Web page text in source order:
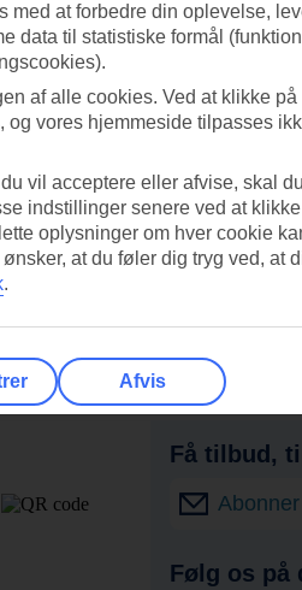
Få tilbud,
Følg os på
at forbedre din oplevelse,
data til statistiske formål
af alle cookies. Ved at klikke på
vores hjemmeside tilpasses
vil acceptere eller afvise, skal du
indstillinger senere ved at
oplysninger om hver cookie
at du føler dig tryg ved, at
.
Afvis